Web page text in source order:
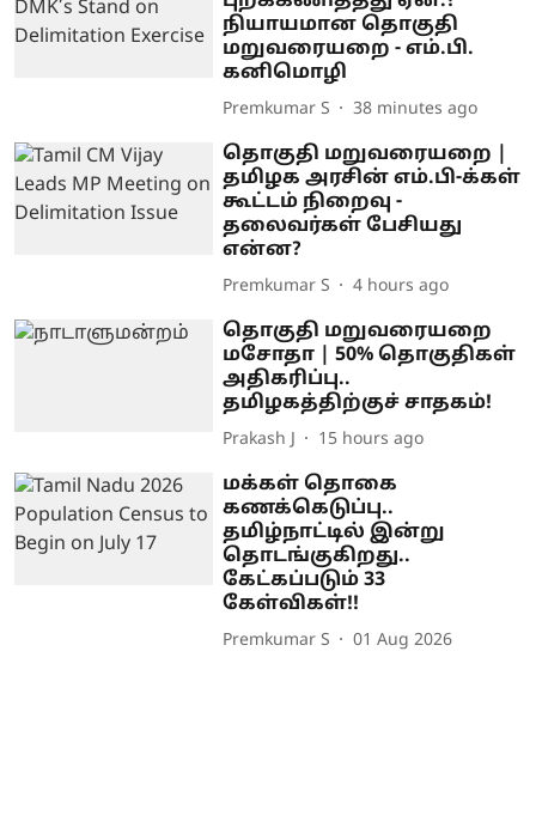
நியாயமான தொகுதி
மறுவரையறை - எம்.பி.
கனிமொழி
Premkumar S 38 minutes ago
தொகுதி மறுவரையறை |
தமிழக அரசின் எம்.பி-க்கள்
கூட்டம் நிறைவு -
தலைவர்கள் பேசியது
என்ன?
Premkumar S 4 hours ago
தொகுதி மறுவரையறை
மசோதா | 50% தொகுதிகள்
அதிகரிப்பு..
தமிழகத்திற்குச் சாதகம்!
Prakash J 15 hours ago
மக்கள் தொகை
கணக்கெடுப்பு..
தமிழ்நாட்டில் இன்று
தொடங்குகிறது..
கேட்கப்படும் 33
கேள்விகள்!!
Premkumar S 01 Aug 2026